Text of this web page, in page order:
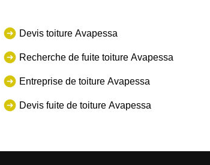
Devis toiture Avapessa
Recherche de fuite toiture Avapessa
Entreprise de toiture Avapessa
Devis fuite de toiture Avapessa